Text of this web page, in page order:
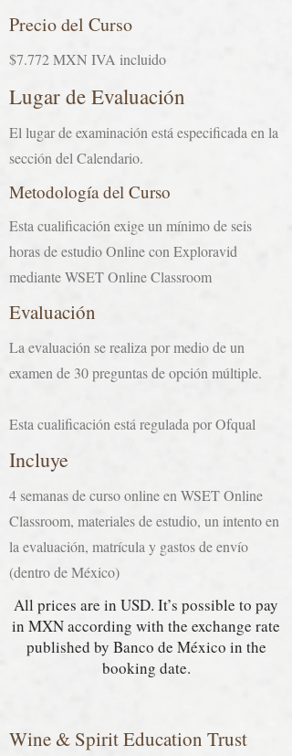
Precio del Curso
$7.772 MXN IVA incluido
Lugar de Evaluación
El lugar de examinación está especificada en la
sección del Calendario.
Metodología del Curso
Esta cualificación exige un mínimo de seis
horas de estudio Online con Exploravid
mediante WSET Online Classroom
Evaluación
La evaluación se realiza por medio de un
examen de 30 preguntas de opción múltiple.
Esta cualificación está regulada por Ofqual
Incluye
4 semanas de curso online en WSET Online
Classroom, materiales de estudio, un intento en
la evaluación, matrícula y gastos de envío
(dentro de México)
All prices are in USD. It’s possible to pay
in MXN according with the exchange rate
published by Banco de México in the
booking date.
Wine & Spirit Education Trust